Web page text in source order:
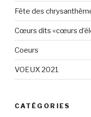
Fête des
Cœurs dits «cœurs
Coeurs
VOEUX 2021
CATÉGORIES